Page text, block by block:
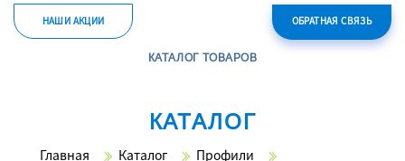
ОБРАТНАЯ СВЯЗЬ
НАШИ АКЦИИ
КАТАЛОГ ТОВАРОВ
КАТАЛОГ
Главная Каталог
Профили